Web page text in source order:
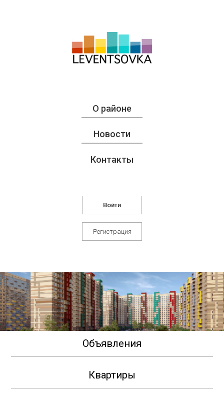
О районе
Новости
Контакты
Войти
Регистрация
Объявления
Квартиры